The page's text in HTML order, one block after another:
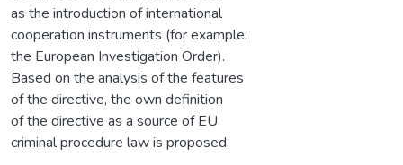
as the introduction of international
cooperation instruments (for example,
the European Investigation Order).
Based on the analysis of the features
of the directive, the own definition
of the directive as a source of EU
criminal procedure law is proposed.